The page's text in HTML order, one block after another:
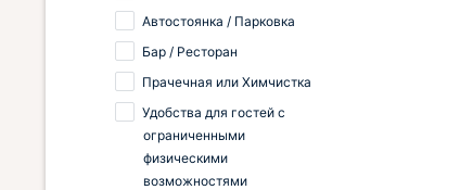
Автостоянка / Парковка
Бар / Ресторан
Прачечная или Химчистка
Удобства для гостей с
ограниченными
физическими
возможностями